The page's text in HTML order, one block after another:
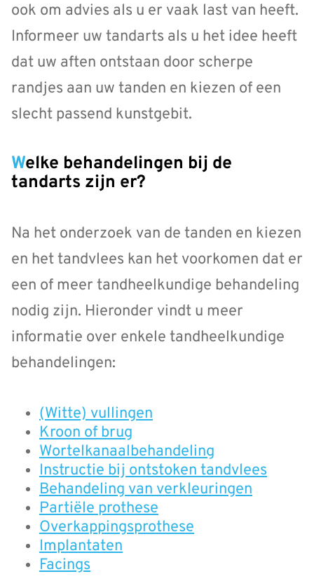
ook om advies als u er vaak last van heeft.
Informeer uw tandarts als u het idee heeft
dat uw aften ontstaan door scherpe
randjes aan uw tanden en kiezen of een
slecht passend kunstgebit.
Welke behandelingen bij de
tandarts zijn er?
Na het onderzoek van de tanden en kiezen
en het tandvlees kan het voorkomen dat er
een of meer tandheelkundige behandeling
nodig zijn. Hieronder vindt u meer
informatie over enkele tandheelkundige
behandelingen:
(Witte) vullingen
Kroon of brug
Wortelkanaalbehandeling
Instructie bij ontstoken tandvlees
Behandeling van verkleuringen
Partiële prothese
Overkappingsprothese
Implantaten
Facings